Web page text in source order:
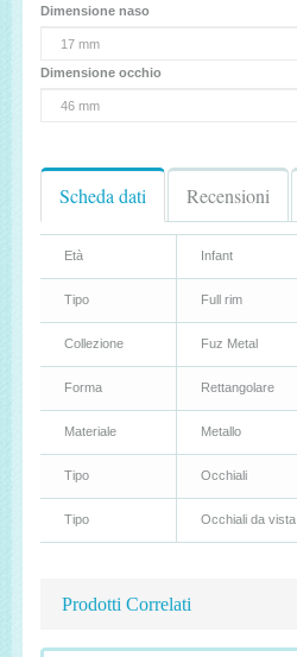
Dimensione naso
Dimensione occhio
Scheda dati Recensioni
Età Infant
Tipo Full rim
Collezione Fuz Metal
Forma Rettangolare
Materiale Metallo
Tipo Occhiali
Tipo Occhiali da vista
Prodotti Correlati